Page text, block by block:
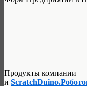
Продукты компании —
и